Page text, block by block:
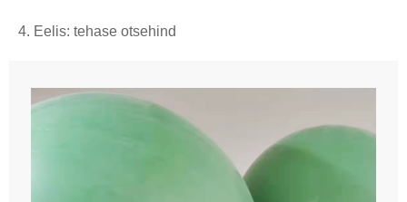
4. Eelis: tehase otsehind